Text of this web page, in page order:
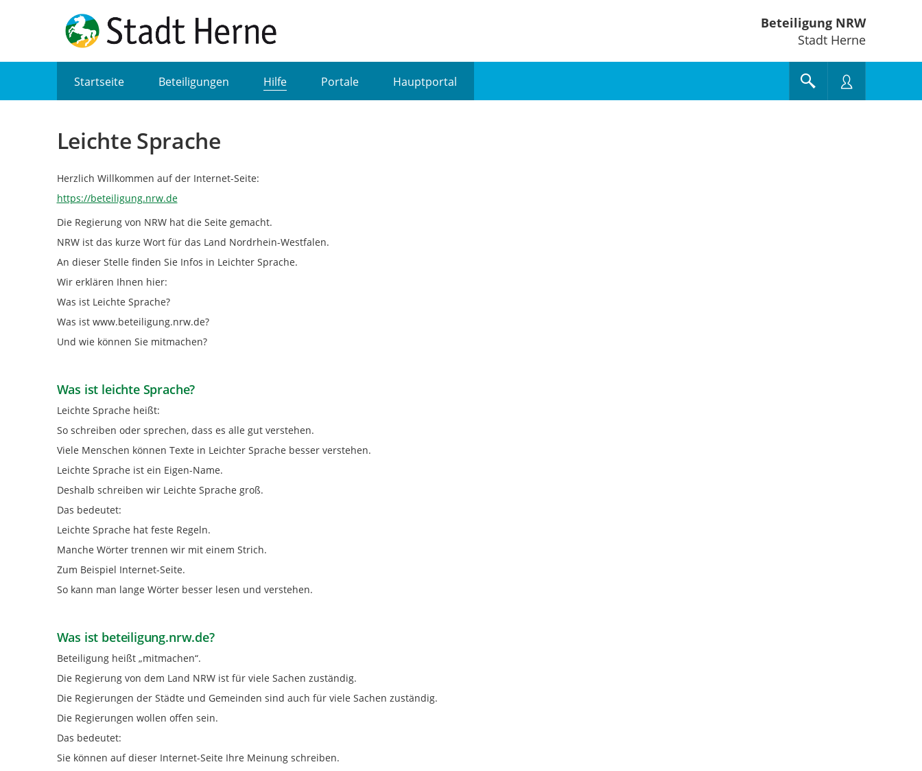
Beteiligung NRW
Stadt Herne
Startseite Beteiligungen Hilfe Portale Hauptportal
Leichte Sprache
Herzlich Willkommen auf der Internet-Seite:
https://beteiligung.nrw.de
Die Regierung von NRW hat die Seite gemacht.
NRW ist das kurze Wort für das Land Nordrhein-Westfalen.
An dieser Stelle finden Sie Infos in Leichter Sprache.
Wir erklären Ihnen hier:
Was ist Leichte Sprache?
Was ist www.beteiligung.nrw.de?
Und wie können Sie mitmachen?
Was ist leichte Sprache?
Leichte Sprache heißt:
So schreiben oder sprechen, dass es alle gut verstehen.
Viele Menschen können Texte in Leichter Sprache besser verstehen.
Leichte Sprache ist ein Eigen-Name.
Deshalb schreiben wir Leichte Sprache groß.
Das bedeutet:
Leichte Sprache hat feste Regeln.
Manche Wörter trennen wir mit einem Strich.
Zum Beispiel Internet-Seite.
So kann man lange Wörter besser lesen und verstehen.
Was ist beteiligung.nrw.de?
Beteiligung heißt „mitmachen“.
Die Regierung von dem Land NRW ist für viele Sachen zuständig.
Die Regierungen der Städte und Gemeinden sind auch für viele Sachen zuständig.
Die Regierungen wollen offen sein.
Das bedeutet:
Sie können auf dieser Internet-Seite Ihre Meinung schreiben.